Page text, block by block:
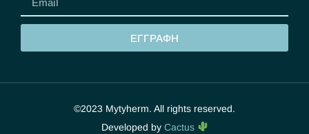
ΕΓΓΡΑΦΗ
©2023 Mytyherm. All rights reserved.
Developed by Cactus